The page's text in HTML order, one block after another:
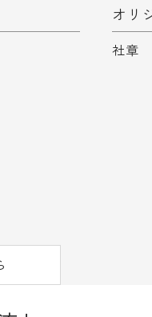
オリ
社章